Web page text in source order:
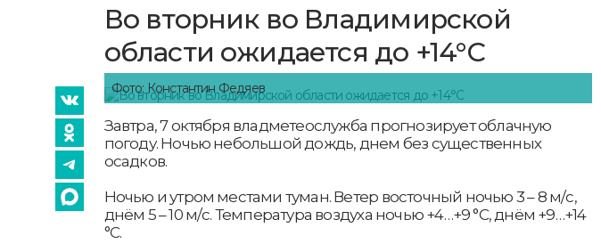
Во вторник во Владимирской
области ожидается до +14°С
Фото: Константин Федяев
Завтра, 7 октября владметеослужба прогнозирует облачную
погоду. Ночью небольшой дождь, днем без существенных
осадков.
Ночью и утром местами туман. Ветер восточный ночью 3 – 8 м/с,
днём 5 – 10 м/с. Температура воздуха ночью +4…+9 °С, днём +9…+14
°С.